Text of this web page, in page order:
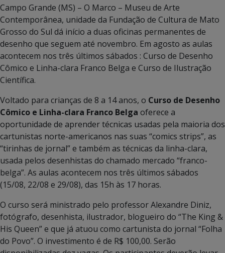
Campo Grande (MS) – O Marco – Museu de Arte
Contemporânea, unidade da Fundação de Cultura de Mato
Grosso do Sul dá início a duas oficinas permanentes de
desenho que seguem até novembro. Em agosto as aulas
acontecem nos três últimos sábados : Curso de Desenho
Cômico e Linha-clara Franco Belga e Curso de Ilustração
Científica.
Voltado para crianças de 8 a 14 anos, o Curso de Desenho
Cômico e Linha-clara Franco Belga oferece a
oportunidade de aprender técnicas usadas pela maioria dos
cartunistas norte-americanos nas suas “comics strips”, as
“tirinhas de jornal” e também as técnicas da linha-clara,
usada pelos desenhistas do chamado mercado “franco-
belga”. As aulas acontecem nos três últimos sábados
(15/08, 22/08 e 29/08), das 15h às 17 horas.
O curso será ministrado pelo professor Alexandre Diniz,
fotógrafo, desenhista, ilustrador, blogueiro do “The King &
His Queen” e que já atuou como cartunista do jornal “Folha
do Povo”. O investimento é de R$ 100,00. Serão